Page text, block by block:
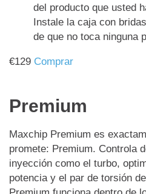
del producto que usted
Instale la caja con
de que no toca ninguna
€129 Comprar
Premium
Maxchip Premium es
promete: Premium. Controla
inyección como el turbo,
potencia y el par de torsión